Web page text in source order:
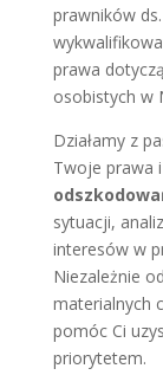
prawników
prawa
osobistych w
Działamy z
Twoje prawa
sytuacji,
interesów w
Niezależnie
materialnych
pomóc Ci
priorytetem.